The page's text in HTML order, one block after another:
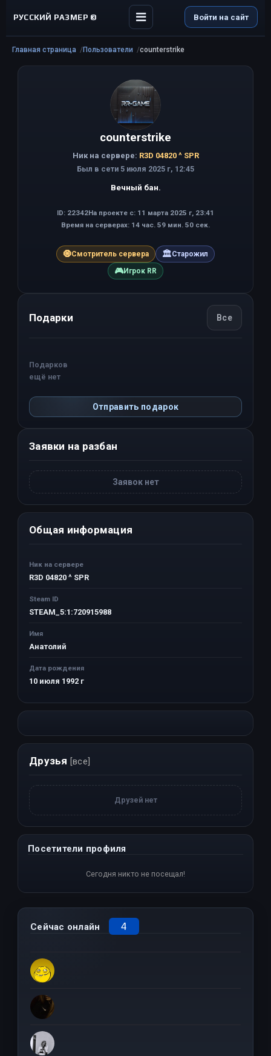
РУССКИЙ РАЗМЕР © Войти на сайт
Главная страница Пользователи counterstrike
counterstrike
Ник на сервере: R3D 04820 ^ SPR
Был в сети 5 июля 2025 г, 12:45
Вечный бан.
ID: 22342На проекте с: 11 марта 2025 г, 23:41
Время на серверах: 14 час. 59 мин. 50 сек.
🧿Смотритель сервера 🏛Старожил
🎮Игрок RR
Подарки Все
Подарков
ещё нет
Отправить подарок
Заявки на разбан
Заявок нет
Общая информация
Ник на сервере
R3D 04820 ^ SPR
Steam ID
STEAM_5:1:720915988
Имя
Анатолий
Дата рождения
10 июля 1992 г
Друзья [все]
Друзей нет
Посетители профиля
Сегодня никто не посещал!
Сейчас онлайн 4